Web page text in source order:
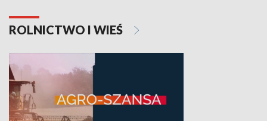
ROLNICTWO I WIEŚ